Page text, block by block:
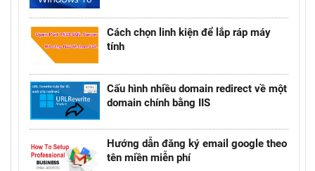
Cách chọn linh kiện để lắp ráp máy
tính
Cấu hình nhiều domain redirect về một
domain chính bằng IIS
Hướng dẫn đăng ký email google theo
tên miền miễn phí